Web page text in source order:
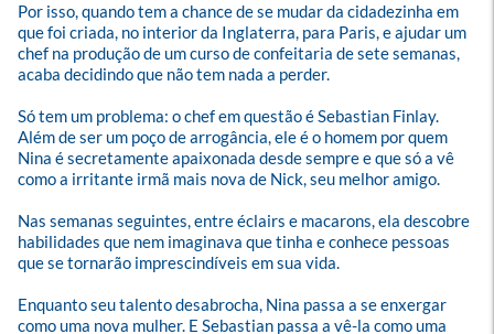
Por isso, quando tem a chance de se mudar da cidadezinha em
que foi criada, no interior da Inglaterra, para Paris, e ajudar um
chef na produção de um curso de confeitaria de sete semanas,
acaba decidindo que não tem nada a perder.
Só tem um problema: o chef em questão é Sebastian Finlay.
Além de ser um poço de arrogância, ele é o homem por quem
Nina é secretamente apaixonada desde sempre e que só a vê
como a irritante irmã mais nova de Nick, seu melhor amigo.
Nas semanas seguintes, entre éclairs e macarons, ela descobre
habilidades que nem imaginava que tinha e conhece pessoas
que se tornarão imprescindíveis em sua vida.
Enquanto seu talento desabrocha, Nina passa a se enxergar
como uma nova mulher. E Sebastian passa a vê-la como uma